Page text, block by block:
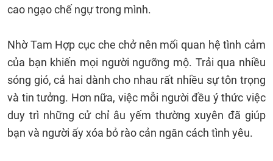
cao ngạo chế ngự trong mình.
Nhờ Tam Hợp cục che chở nên mối quan hệ tình cảm
của bạn khiến mọi người ngưỡng mộ. Trải qua nhiều
sóng gió, cả hai dành cho nhau rất nhiều sự tôn trọng
và tin tưởng. Hơn nữa, việc mỗi người đều ý thức việc
duy trì những cử chỉ âu yếm thường xuyên đã giúp
bạn và người ấy xóa bỏ rào cản ngăn cách tình yêu.